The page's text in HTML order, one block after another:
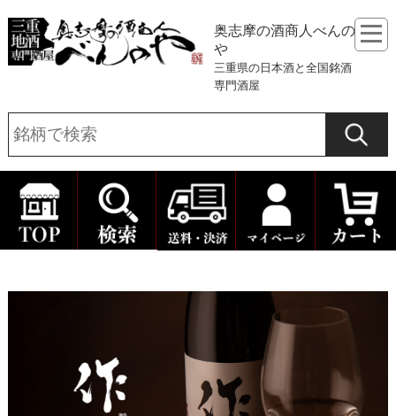
奥志摩の酒商人べんの
や
三重県の日本酒と全国銘酒
専門酒屋